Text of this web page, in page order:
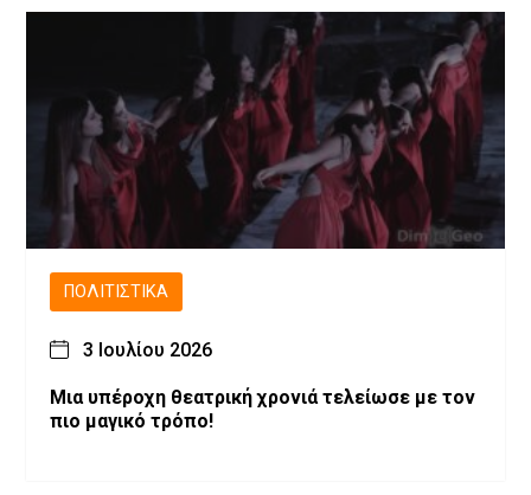
ΠΟΛΙΤΙΣΤΙΚΆ
3 Ιουλίου 2026
Μια υπέροχη θεατρική χρονιά τελείωσε με τον
πιο μαγικό τρόπο!